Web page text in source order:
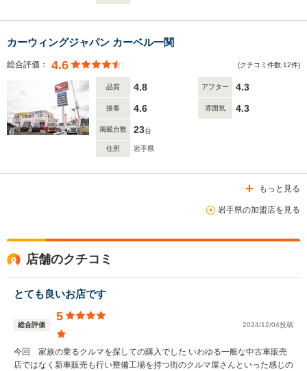
カーウィングジャパン カーベル一関
総合評価： 4.6 (クチコミ件数:12件)
品質 4.8 アフター 4.3
接客 4.6 雰囲気 4.3
掲載台数 23台
住所 岩手県
もっと見る
岩手県の加盟店を見る
店舗のクチコミ
とても良いお店です
総合評価
5
2024/12/04投稿
今回 家族の乗るクルマを探しての購入でした いわゆる一般な中古車販売
店ではなく新車販売も行い整備工場を持つ街のクルマ屋さんといった感じの